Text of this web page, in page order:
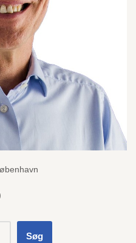
Søg